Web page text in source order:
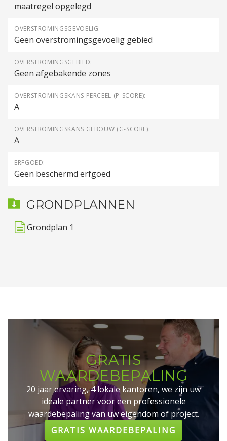
maatregel opgelegd
OVERSTROMINGSGEVOELIG:
Geen overstromingsgevoelig gebied
OVERSTROMINGSGEBIED:
Geen afgebakende zones
OVERSTROMINGSKANS PERCEEL (P-SCORE):
A
OVERSTROMINGSKANS GEBOUW (G-SCORE):
A
ERFGOED:
Geen beschermd erfgoed
GRONDPLANNEN
Grondplan 1
GRATIS
WAARDEBEPALING
20 jaar ervaring, 4 lokale kantoren, we zijn uw
ideale partner voor een professionele
waardebepaling van uw eigendom of project.
GRATIS WAARDEBEPALING